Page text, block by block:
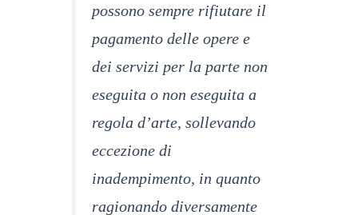
possono sempre rifiutare il
pagamento delle opere e
dei servizi per la parte non
eseguita o non eseguita a
regola d’arte, sollevando
eccezione di
inadempimento, in quanto
ragionando diversamente